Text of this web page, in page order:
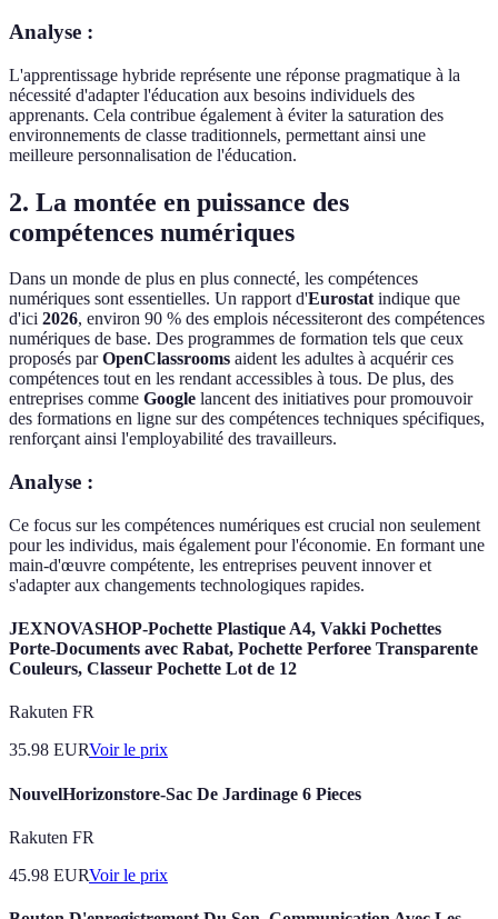
Analyse :
L'apprentissage hybride représente une réponse pragmatique à la
nécessité d'adapter l'éducation aux besoins individuels des
apprenants. Cela contribue également à éviter la saturation des
environnements de classe traditionnels, permettant ainsi une
meilleure personnalisation de l'éducation.
2. La montée en puissance des
compétences numériques
Dans un monde de plus en plus connecté, les compétences
numériques sont essentielles. Un rapport d'Eurostatindique que
d'ici 2026, environ 90 % des emplois nécessiteront des compétences
numériques de base. Des programmes de formation tels que ceux
proposés parOpenClassrooms aident les adultes à acquérir ces
compétences tout en les rendant accessibles à tous. De plus, des
entreprises comme Google lancent des initiatives pour promouvoir
des formations en ligne sur des compétences techniques spécifiques,
renforçant ainsi l'employabilité des travailleurs.
Analyse :
Ce focus sur les compétences numériques est crucial non seulement
pour les individus, mais également pour l'économie. En formant une
main-d'œuvre compétente, les entreprises peuvent innover et
s'adapter aux changements technologiques rapides.
JEXNOVASHOP-Pochette Plastique A4, Vakki Pochettes
Porte-Documents avec Rabat, Pochette Perforee Transparente
Couleurs, Classeur Pochette Lot de 12
Rakuten FR
35.98 EURVoir le prix
NouvelHorizonstore-Sac De Jardinage 6 Pieces
Rakuten FR
45.98 EURVoir le prix